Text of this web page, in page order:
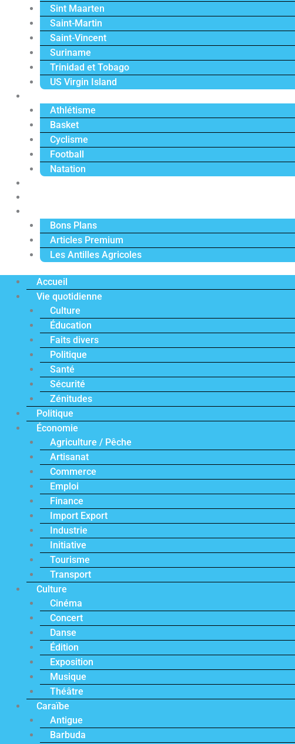
Sint Maarten
Saint-Martin
Saint-Vincent
Suriname
Trinidad et Tobago
US Virgin Island
Athlétisme
Basket
Cyclisme
Football
Natation
Bons Plans
Articles Premium
Les Antilles Agricoles
Accueil
Vie quotidienne
Culture
Éducation
Faits divers
Politique
Santé
Sécurité
Zénitudes
Politique
Économie
Agriculture / Pêche
Artisanat
Commerce
Emploi
Finance
Import Export
Industrie
Initiative
Tourisme
Transport
Culture
Cinéma
Concert
Danse
Édition
Exposition
Musique
Théâtre
Caraïbe
Antigue
Barbuda